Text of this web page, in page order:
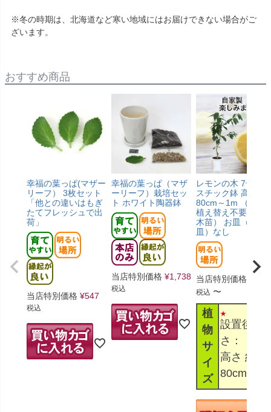
※冬の時期は、北海道など寒い地域にはお届けできない場合がご
ざいます。
おすすめ商品
幸福の葉っぱ(マザー
リーフ） 3枚セット
「他との違いはもぎ
たてフレッシュで出
荷」
当店特別価格 ¥547
税込
幸福の葉っぱ（マザ
ーリーフ）栽培セッ
ト ホワイト陶器鉢
当店特別価格 ¥1,738
税込
レモンの木 7号 プ
スチック鉢 高さ 約
80cm～1m （すぐ
植え替え不要／接
木苗） お皿（受け
皿）なし
当店特別価格
税込 〜
植
物
サ
イ
ズ
設置後高
さ：
高さ 約
80cm～